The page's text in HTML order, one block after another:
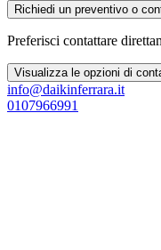
Richiedi un preventivo o
Preferisci contattare
Visualizza le opzioni di
info@daikinferrara.it
0107966991